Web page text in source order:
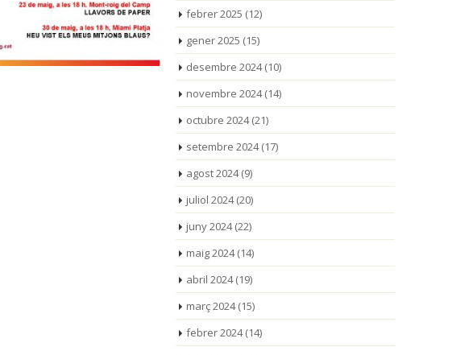
febrer 2025 (12)
gener 2025 (15)
desembre 2024(10)
novembre 2024(14)
octubre 2024(21)
setembre 2024(17)
agost 2024(9)
juliol 2024(20)
juny 2024(22)
maig 2024(14)
abril 2024(19)
març 2024(15)
febrer 2024(14)